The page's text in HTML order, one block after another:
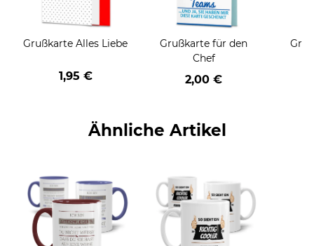
Grußkarte Alles Liebe
1,95 €
Grußkarte für den
Chef
2,00 €
Ähnliche Artikel